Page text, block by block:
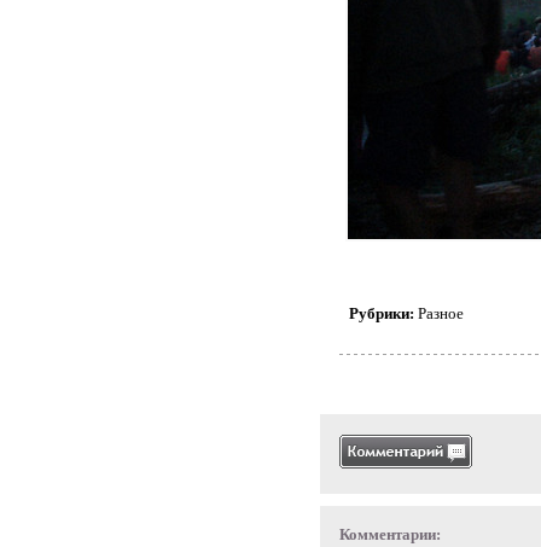
Рубрики: Разное
Комментарии: